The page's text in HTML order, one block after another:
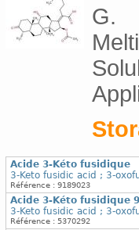
G.
Acide 3-Kéto fusidique
3-Keto fusidic acid ; 3-
Référence : 9189023
Acide 3-Kéto fusidique
3-Keto fusidic acid ; 3-
Référence : 5370292